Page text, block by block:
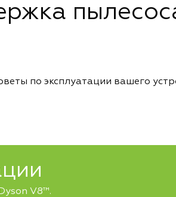
по эксплуатации вашего
V8™.